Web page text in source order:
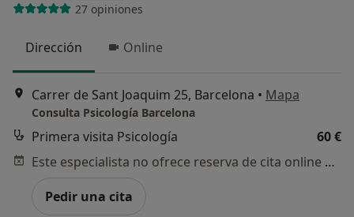
27 opiniones
Dirección Online
Carrer de Sant Joaquim 25, Barcelona • Mapa
Consulta Psicología Barcelona
Primera visita Psicología
60 €
Este especialista no ofrece reserva de cita online en esta dirección.
Pedir una cita